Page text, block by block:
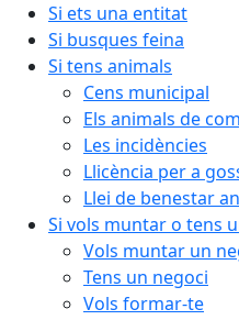
Si ets una entitat
Si busques feina
Si tens animals
Cens municipal
Els animals de
Les incidències
Llicència per a
Llei de benestar
Si vols muntar o tens
Vols muntar un
Tens un negoci
Vols formar-te